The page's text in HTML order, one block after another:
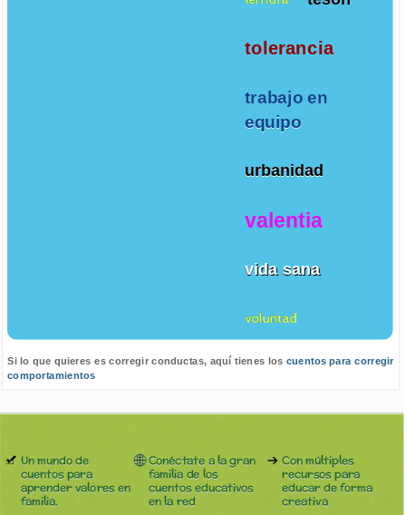
tolerancia
trabajo en
equipo
urbanidad
valentia
vida sana
voluntad
Si lo que quieres es corregir conductas, aquí tienes los cuentos para corregir
comportamientos
Un mundo de
cuentos para
aprender valores en
familia.
Conéctate a la gran
familia de los
cuentos educativos
en la red
Con múltiples
recursos para
educar de forma
creativa